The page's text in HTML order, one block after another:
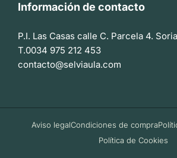
Información de contacto
P.I. Las Casas calle C. Parcela 4.
T.0034 975 212 453
contacto@selviaula.com
Aviso legalCondiciones de compra
Política de Cookies